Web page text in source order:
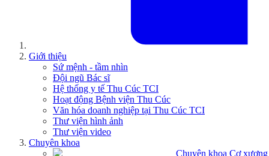
Giới thiệu
Sứ mệnh - tầm nhìn
Đội ngũ Bác sĩ
Hệ thống y tế Thu Cúc TCI
Hoạt động Bệnh viện Thu Cúc
Văn hóa doanh nghiệp tại Thu Cúc TCI
Thư viện hình ảnh
Thư viện video
Chuyên khoa
Chuyên khoa Cơ